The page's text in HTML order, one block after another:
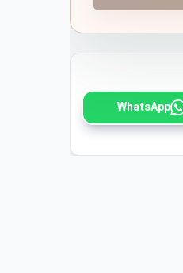
WhatsApp